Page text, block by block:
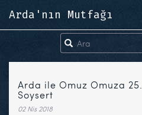
Arda'nın Mutfağı
Arda ile Omuz Omuza
Soysert
02 Nis 2018